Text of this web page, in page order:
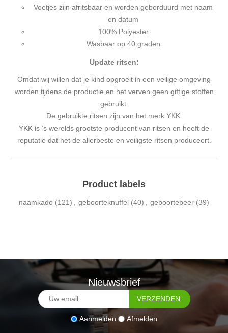
Voetjes zijn afritsbaar en worden geborduurd met naam
en datum
100% Polyester
Wasbaar op 40 graden
Update ritsen:
Omdat wij willen dat je kind opgroeit in een veilige omgeving
worden tijdens de productie en het verven geen giftige stoffen
gebruikt.
De gebruikte ritsen zijn van het merk YKK.
YKK is ’s werelds grootste producent van ritsen en heeft de
reputatie dat het de allerbeste en veiligste ritsen produceert.
Product labels
naamkado (121) geboorteknuffel (40) geboortebeer (39)
Nieuwsbrief
Aanmelden Afmelden